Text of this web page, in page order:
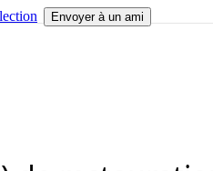
Envoyer à un ami